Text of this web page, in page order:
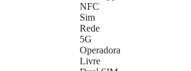
NFC
Sim
Rede
5G
Operadora
Livre